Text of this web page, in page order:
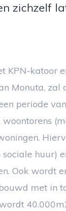
zichzelf
KPN-katoor
Monuta, zal
periode
huur)
Ook wordt
met in